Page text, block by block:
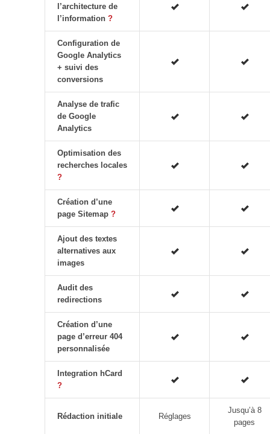
l’architecture de
l’information ?
Configuration de
Google Analytics
+ suivi des
conversions
Analyse de trafic
de Google
Analytics
Optimisation des
recherches locales
?
Création d’une
page Sitemap ?
Ajout des textes
alternatives aux
images
Audit des
redirections
Création d’une
page d’erreur 404
personnalisée
Integration hCard
?
Rédaction initiale Réglages
Jusqu’à 8
pages